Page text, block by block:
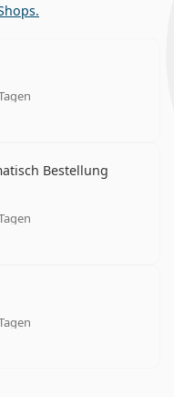
5 aus 5
Bestellung
5 aus 5
5 aus 5